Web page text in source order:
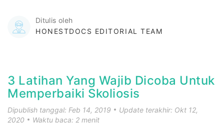
Ditulis oleh
HONESTDOCS EDITORIAL TEAM
3 Latihan Yang Wajib Dicoba Untuk
Memperbaiki Skoliosis
Dipublish tanggal: Feb 14, 2019
Update terakhir: Okt 12,
2020
Waktu baca: 2 menit